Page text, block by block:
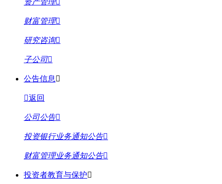
财富管理
研究咨询
子公司
公告信息
返回
公司公告
投资银行业务通知公告
财富管理业务通知公告
投资者教育与保护